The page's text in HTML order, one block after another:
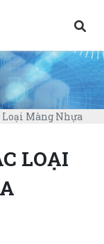
Loại Màng Nhựa
LOẠI